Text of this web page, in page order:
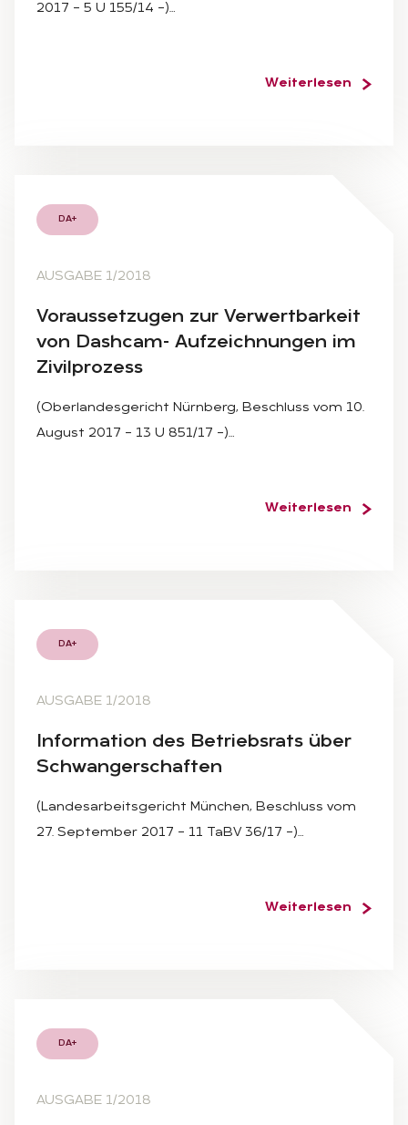
2017 – 5 U 155/14 –)…
Weiterlesen
DA+
AUSGABE 1/2018
Vor­aus­set­zu­gen zur Ver­wert­bar­keit
von Da­sh­cam- Auf­zeich­nun­gen im
Zi­vil­pro­zess
(Oberlandesgericht Nürnberg, Beschluss vom 10.
August 2017 – 13 U 851/17 –)…
Weiterlesen
DA+
AUSGABE 1/2018
In­for­ma­ti­on des Be­triebs­rats über
Schwan­ger­schaf­ten
(Landesarbeitsgericht München, Beschluss vom
27. September 2017 – 11 TaBV 36/17 –)…
Weiterlesen
DA+
AUSGABE 1/2018